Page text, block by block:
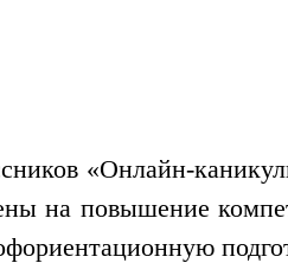
«Онлайн-
на повышение